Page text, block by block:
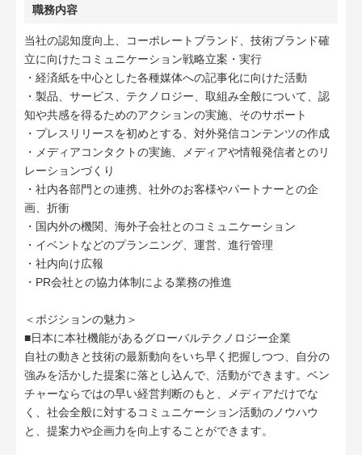
職務内容
当社の認知度向上、コーポレートブランド、技術ブランド確
立に向けたコミュニケーション戦略立案・実行
・経済紙を中心とした各種媒体への記事化に向けた活動
・製品、サービス、テクノロジー、取組み全般について、認
知や共感を得るためのアクションの実施、そのサポート
・プレスリリースを初めとする、対外発信コンテンツの作成
・メディアコンタクトの実施、メディアや情報発信者とのリ
レーションづくり
・社内各部門との連携、社外のお客様やパートナーとの企
画、折衝
・国内外の機関、海外子会社とのコミュニケーション
・イベントなどのプランニング、運営、進行管理
・社内向け広報
・PR会社との協力体制による業務の推進
＜ポジションの魅力＞
■日本に本社機能があるグローバルテクノロジー企業
自社の動きと技術の最新動向をいち早く把握しつつ、自分の
強みを活かした提案に落とし込んで、活動ができます。ベン
チャーならではの早い経営判断のもと、メディアだけでな
く、社会全般に対するコミュニケーション活動のノウハウ
と、提案力や企画力を向上することができます。